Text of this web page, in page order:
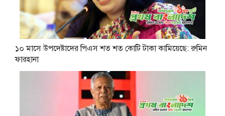
১০ মাসে উপদেষ্টাদের পিএস শত শত কোটি টাকা কামিয়েছে: রুমিন
ফারহানা